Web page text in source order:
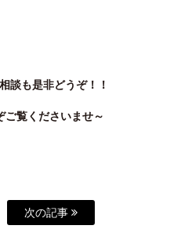
談も是非どうぞ！！
ご覧くださいませ～
次の記事